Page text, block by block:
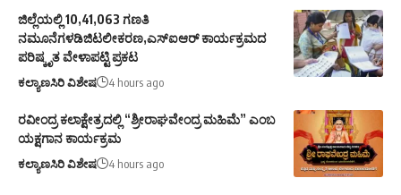
ಜಿಲ್ಲೆಯಲ್ಲಿ 10,41,063 ಗಣತಿ
ನಮೂನೆಗಳಡಿಜಿಟಲೀಕರಣ,ಎಸ್ಐಆರ್ ಕಾರ್ಯಕ್ರಮದ
ಪರಿಷ್ಕೃತ ವೇಳಾಪಟ್ಟಿ ಪ್ರಕಟ
ಕಲ್ಯಾಣಸಿರಿ ವಿಶೇಷ 4 hours ago
ರವೀಂದ್ರ ಕಲಾಕ್ಷೇತ್ರದಲ್ಲಿ “ಶ್ರೀರಾಘವೇಂದ್ರ ಮಹಿಮೆ” ಎಂಬ
ಯಕ್ಷಗಾನ ಕಾರ್ಯಕ್ರಮ
ಕಲ್ಯಾಣಸಿರಿ ವಿಶೇಷ 4 hours ago